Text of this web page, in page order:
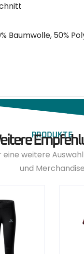
Baumwolle, 50%
PRODUKTE
eine weitere
und Merchandise